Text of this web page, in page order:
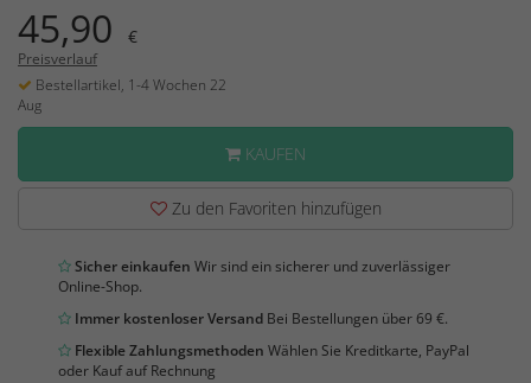
45,90 €
Preisverlauf
Bestellartikel, 1-4 Wochen 22
Aug
KAUFEN
Zu den Favoriten hinzufügen
Sicher einkaufen Wir sind ein sicherer und zuverlässiger
Online-Shop.
Immer kostenloser Versand Bei Bestellungen über 69 €.
Flexible Zahlungsmethoden Wählen Sie Kreditkarte, PayPal
oder Kauf auf Rechnung